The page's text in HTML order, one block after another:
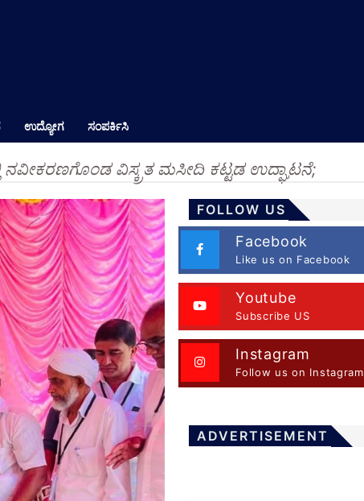
ಉದ್ಯೋಗ ಸಂಪರ್ಕಿಸಿ
ನವೀಕರಣಗೊಂಡ ವಿಸ್ಕ್ರತ ಮಸೀದಿ ಕಟ್ಟಡ ಉದ್ಘಾಟನೆ;
FOLLOW US
Facebook
Like us on Facebook
Youtube
Subscribe US
Instagram
Follow us on Instagram
ADVERTISEMENT